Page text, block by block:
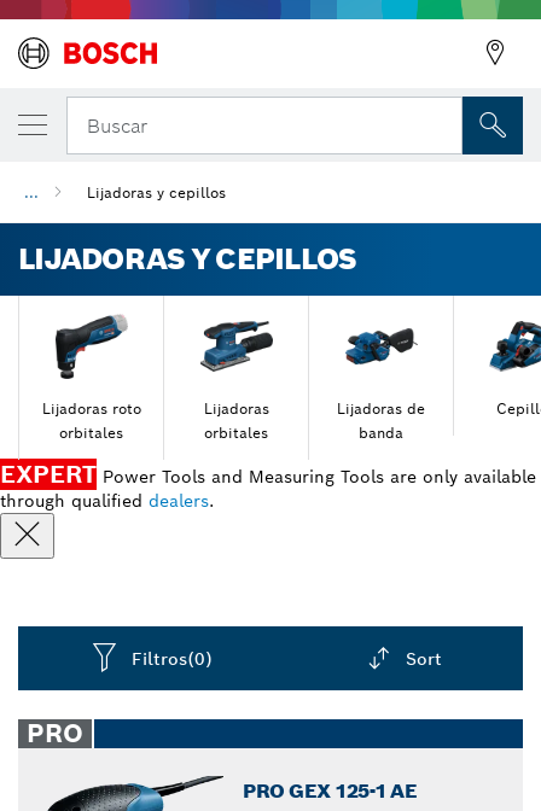
Buscar
... Lijadoras y cepillos
LIJADORAS Y CEPILLOS
Lijadoras roto
orbitales
Lijadoras
orbitales
Lijadoras de
banda
EXPERT Power Tools and Measuring Tools are only available
through qualified dealers.
Filtros(0) Sort
closed
PRO
PRO GEX 125-1 AE